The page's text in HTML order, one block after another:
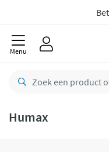
Menu
Humax